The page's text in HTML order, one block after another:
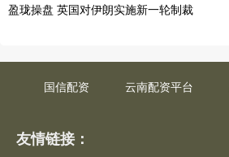
盈珑操盘 英国对伊朗实施新一轮制裁
国信配资 云南配资平台
友情链接：